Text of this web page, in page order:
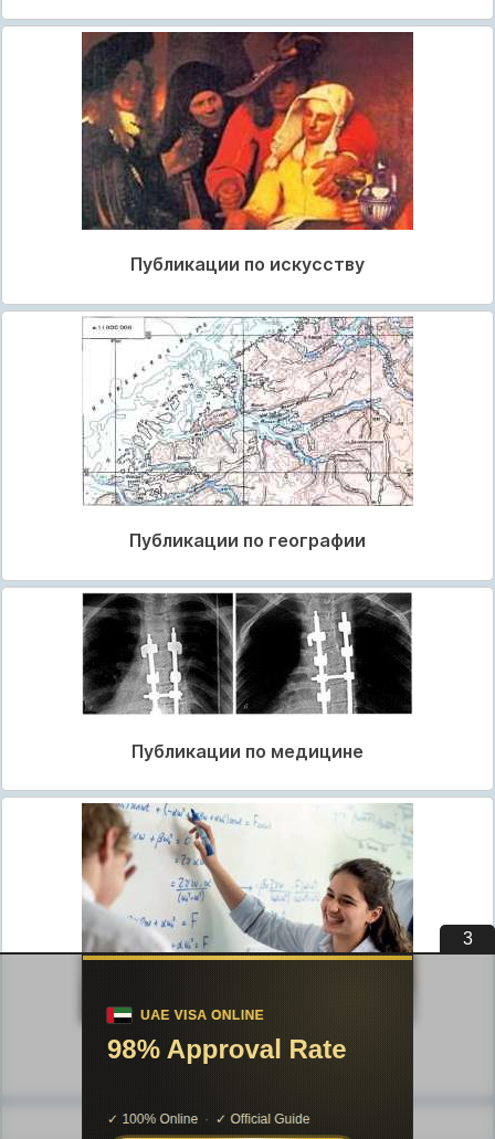
Публикации по искусству
Публикации по географии
Публикации по медицине
Публикации по педагогике
Разделы публикаций
2